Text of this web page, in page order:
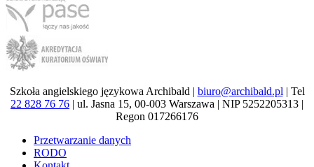
Szkoła angielskiego językowa Archibald | biuro@archibald.pl | Tel
22 828 76 76 | ul. Jasna 15, 00-003 Warszawa | NIP 5252205313 |
Regon 017266176
Przetwarzanie danych
RODO